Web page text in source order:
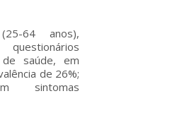
64 anos),
saúde, em
de 26%;
sintomas